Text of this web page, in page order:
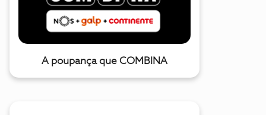
A poupança que COMBINA